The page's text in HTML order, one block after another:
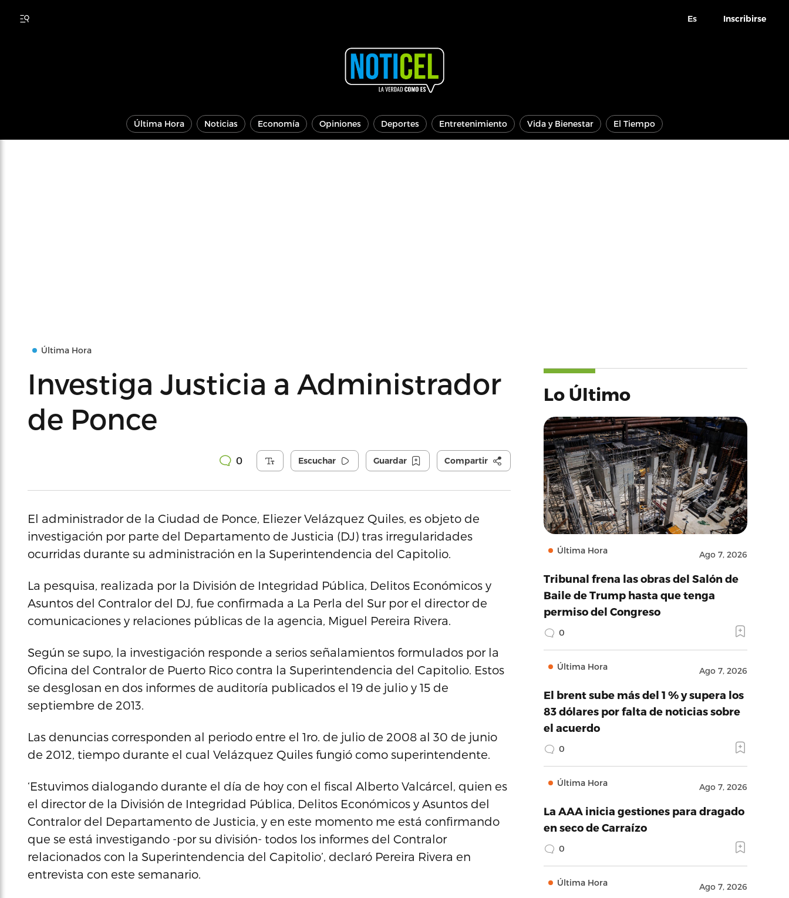
Es Inscribirse
Última Hora Noticias Economía Opiniones Deportes Entretenimiento Vida y Bienestar El Tiempo
Última Hora
Investiga Justicia a Administrador
de Ponce
0 Escuchar Guardar Compartir
El administrador de la Ciudad de Ponce, Eliezer Velázquez Quiles, es objeto de
investigación por parte del Departamento de Justicia (DJ) tras irregularidades
ocurridas durante su administración en la Superintendencia del Capitolio.
La pesquisa, realizada por la División de Integridad Pública, Delitos Económicos y
Asuntos del Contralor del DJ, fue confirmada a La Perla del Sur por el director de
comunicaciones y relaciones públicas de la agencia, Miguel Pereira Rivera.
Según se supo, la investigación responde a serios señalamientos formulados por la
Oficina del Contralor de Puerto Rico contra la Superintendencia del Capitolio. Estos
se desglosan en dos informes de auditoría publicados el 19 de julio y 15 de
septiembre de 2013.
Las denuncias corresponden al periodo entre el 1ro. de julio de 2008 al 30 de junio
de 2012, tiempo durante el cual Velázquez Quiles fungió como superintendente.
‘Estuvimos dialogando durante el día de hoy con el fiscal Alberto Valcárcel, quien es
el director de la División de Integridad Pública, Delitos Económicos y Asuntos del
Contralor del Departamento de Justicia, y en este momento me está confirmando
que se está investigando -por su división- todos los informes del Contralor
relacionados con la Superintendencia del Capitolio’, declaró Pereira Rivera en
entrevista con este semanario.
Lo Último
Última Hora Ago 7, 2026
Tribunal frena las obras del Salón de
Baile de Trump hasta que tenga
permiso del Congreso
0
Última Hora Ago 7, 2026
El brent sube más del 1 % y supera los
83 dólares por falta de noticias sobre
el acuerdo
0
Última Hora Ago 7, 2026
La AAA inicia gestiones para dragado
en seco de Carraízo
0
Última Hora Ago 7, 2026